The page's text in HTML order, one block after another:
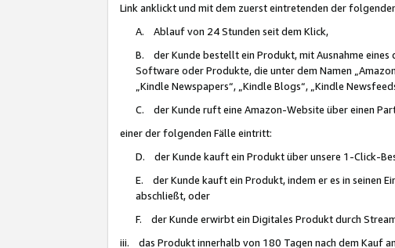
Link anklickt und mit dem zuerst eintretenden der
A. Ablauf von 24 Stunden seit dem Klick,
B. der Kunde bestellt ein Produkt, mit Ausnahme eines
Software oder Produkte, die unter dem Namen
„Kindle Newspapers“, „Kindle Blogs“, „Kindle
C. der Kunde ruft eine Amazon-Website über einen
einer der folgenden Fälle eintritt:
D. der Kunde kauft ein Produkt über unsere 1-Click-
E. der Kunde kauft ein Produkt, indem er es in seinen
abschließt, oder
F. der Kunde erwirbt ein Digitales Produkt durch
iii. das Produkt innerhalb von 180 Tagen nach dem Kauf